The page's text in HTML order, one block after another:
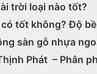
trời loại nào tốt?
tốt không? Độ
sàn gỗ nhựa
Phát – Phân